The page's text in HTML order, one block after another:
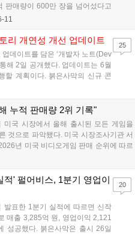
판매량이 600만 장을 넘어섰다고
돌파를 발표한 이후 약 두 달 만
11
리 개연성 개선 업데이트
업데이트를 담은 ‘개발자 노트(Dev
해 2일 공개했다. 업데이트는 6월
할 계획이다. 붉은사막의 신규 콘
, 게임플레이 경험 강화에 중점을
25
누적 판매량 2위 기록"
미국 시장에서 올해 출시된 모든 게임을
것으로 파악됐다. 미국 시장조사기관 서
년 미국 비디오게임 판매 순위에 따르
간 누적 판매량 2위를 기록했다. 4월 한
적' 펄어비스, 1분기 영업이
표한 1분기 실적에 따르면 신작
매출 3,285억 원, 영업이익 2,121
성공했다. 붉은사막은 출시 26일
실적을 견인했고, 콘솔 매출 비중
20